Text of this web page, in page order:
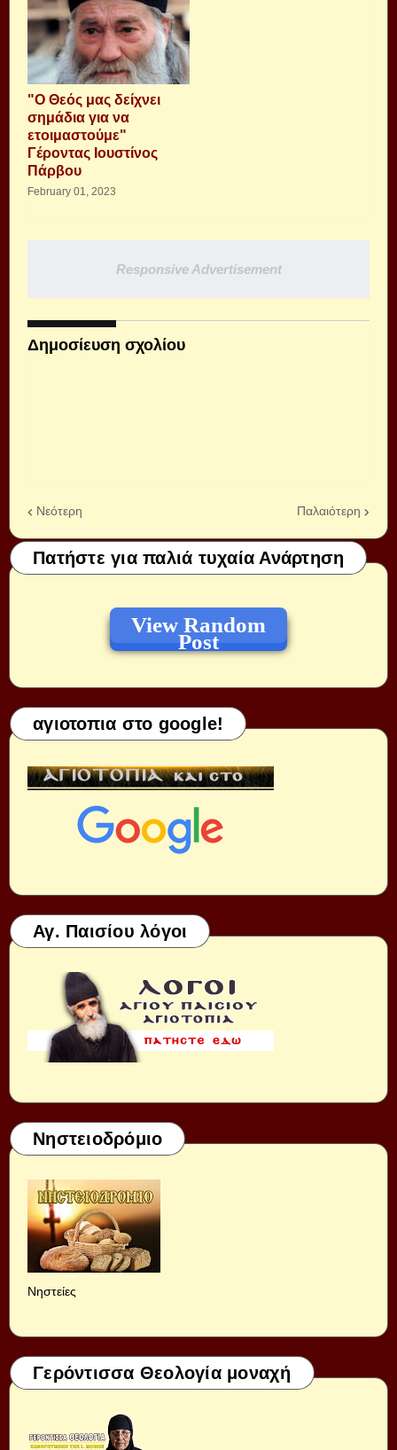
"Ο Θεός μας δείχνει
σημάδια για να
ετοιμαστούμε"
Γέροντας Ιουστίνος
Πάρβου
February 01, 2023
Responsive Advertisement
Δημοσίευση σχολίου
Νεότερη Παλαιότερη
Πατήστε για παλιά τυχαία Ανάρτηση
View Random
Post
αγιοτοπια στο google!
Αγ. Παισίου λόγοι
Νηστειοδρόμιο
Νηστείες
Γερόντισσα Θεολογία μοναχή